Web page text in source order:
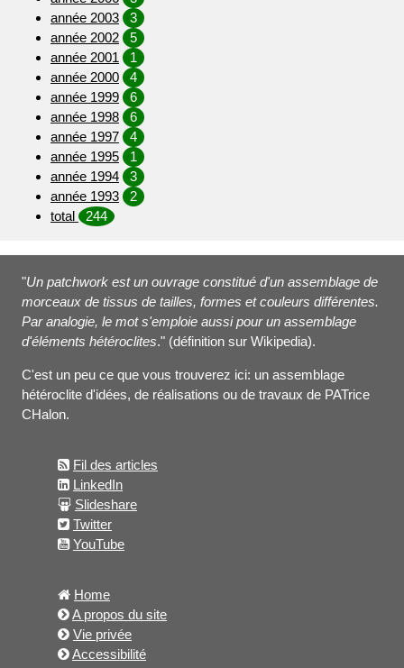
année 2003
3
année 2002
5
année 2001
1
année 2000
4
année 1999
6
année 1998
6
année 1997
4
année 1995
1
année 1994
3
année 1993
2
total
244
"Un patchwork est un ouvrage constitué d'un assemblage de
morceaux de tissus de tailles, formes et couleurs différentes.
Par analogie, le mot s'emploie aussi pour un assemblage
d'éléments hétéroclites." (définition sur Wikipedia).
C'est un peu ce que vous trouverez ici: un assemblage
hétéroclite d'idées, de réalisations ou de travaux de PATrice
CHalon.
Fil des articles
LinkedIn
Slideshare
Twitter
YouTube
Home
A propos du site
Vie privée
Accessibilité